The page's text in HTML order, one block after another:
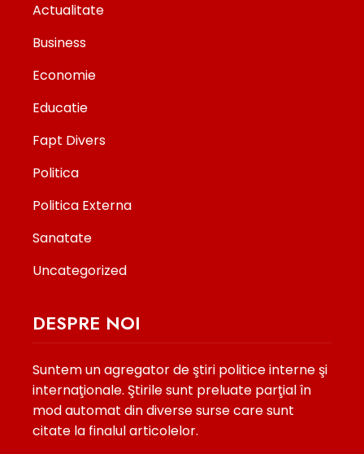
Actualitate
Business
Economie
Educatie
Fapt Divers
Politica
Politica Externa
Sanatate
Uncategorized
DESPRE NOI
Suntem un agregator de ştiri politice interne şi
internaţionale. Ştirile sunt preluate parţial în
mod automat din diverse surse care sunt
citate la finalul articolelor.